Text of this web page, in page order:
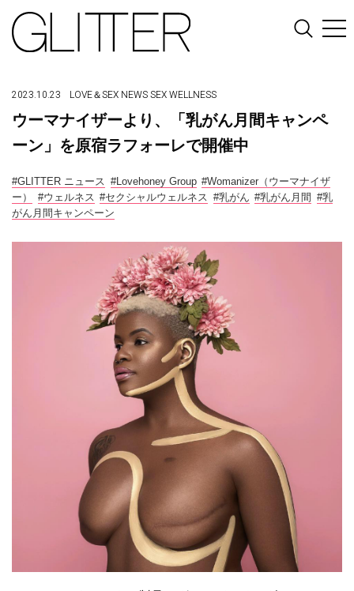
2023.10.23 LOVE＆SEX NEWSSEXWELLNESS
ウーマナイザーより、「乳がん月間キャンペ
ーン」を原宿ラフォーレで開催中
#GLITTER ニュース #Lovehoney Group #Womanizer（ウーマナイザ
ー）
#ウェルネス #セクシャルウェルネス #乳がん #乳がん月間 #乳
がん月間キャンペーン